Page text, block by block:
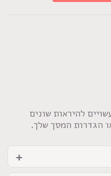
להיראות שונים
הגדרות המסך שלך.